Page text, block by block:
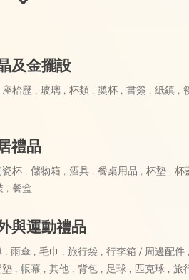
及金擺設
座枱歷 , 玻璃 , 杯類 , 奬杯 , 書簽 , 紙鎮 ,
禮品
杯 , 儲物箱 , 酒具 , 餐桌用品 , 杯墊 , 杯
, 餐盒
與運動禮品
, 雨傘 , 毛巾 , 旅行袋 , 行李箱 / 周邊配件 ,
, 帳幕 , 其他 , 背包 , 足球 , 匹克球 , 旅